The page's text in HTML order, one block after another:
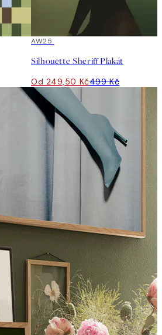
50%*
AW25
Silhouette Sheriff Plakát
Od 249,50 Kč499 Kč